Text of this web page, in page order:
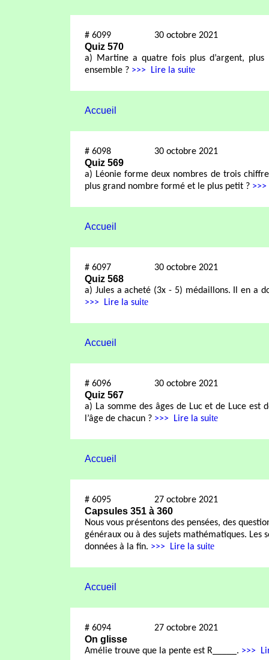
# 6099 30 octobre 2021
Quiz 570
a) Martine a quatre fois plus d’argent, plus
ensemble ? >>> Lire la suite
Accueil
# 6098 30 octobre 2021
Quiz 569
a) Léonie forme deux nombres de trois
plus grand nombre formé et le plus petit ? >>>
Accueil
# 6097 30 octobre 2021
Quiz 568
a) Jules a acheté (3x - 5) médaillons. Il en a
>>>
Lire la suite
Accueil
# 6096 30 octobre 2021
Quiz 567
a) La somme des âges de Luc et de Luce est
l’âge de chacun ? >>> Lire la suite
Accueil
# 6095 27 octobre 2021
Capsules 351 à 360
Nous vous présentons des pensées, des
généraux ou à des sujets mathématiques. Les
données à la fin. >>> Lire la suite
Accueil
# 6094 27 octobre 2021
On glisse
Amélie trouve que la pente est R_____. >>>